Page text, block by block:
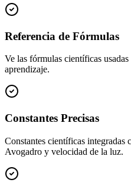
Referencia de Fórmulas
Ve las fórmulas científicas
aprendizaje.
Constantes Precisas
Constantes científicas integradas
Avogadro y velocidad de la luz.